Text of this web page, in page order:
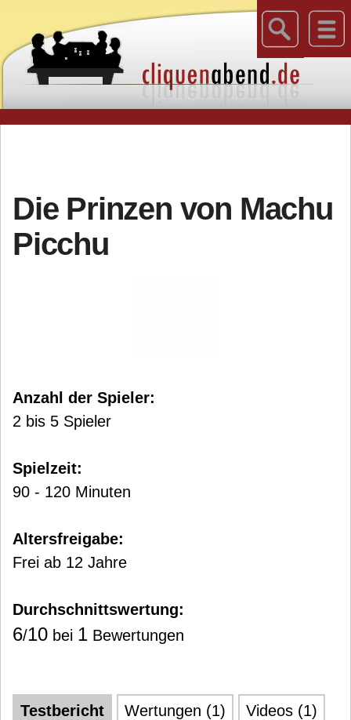
Die Prinzen von Machu
Picchu
Anzahl der Spieler:
2 bis 5 Spieler
Spielzeit:
90 - 120 Minuten
Altersfreigabe:
Frei ab 12 Jahre
Durchschnittswertung:
6/10 bei 1 Bewertungen
Testbericht Wertungen (1)
Videos (1)